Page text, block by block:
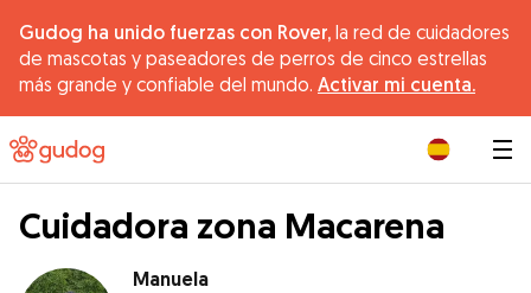
Gudog ha unido fuerzas con Rover, la red de cuidadores
de mascotas y paseadores de perros de cinco estrellas
más grande y confiable del mundo. Activar mi cuenta.
Cuidadora zona Macarena
Manuela